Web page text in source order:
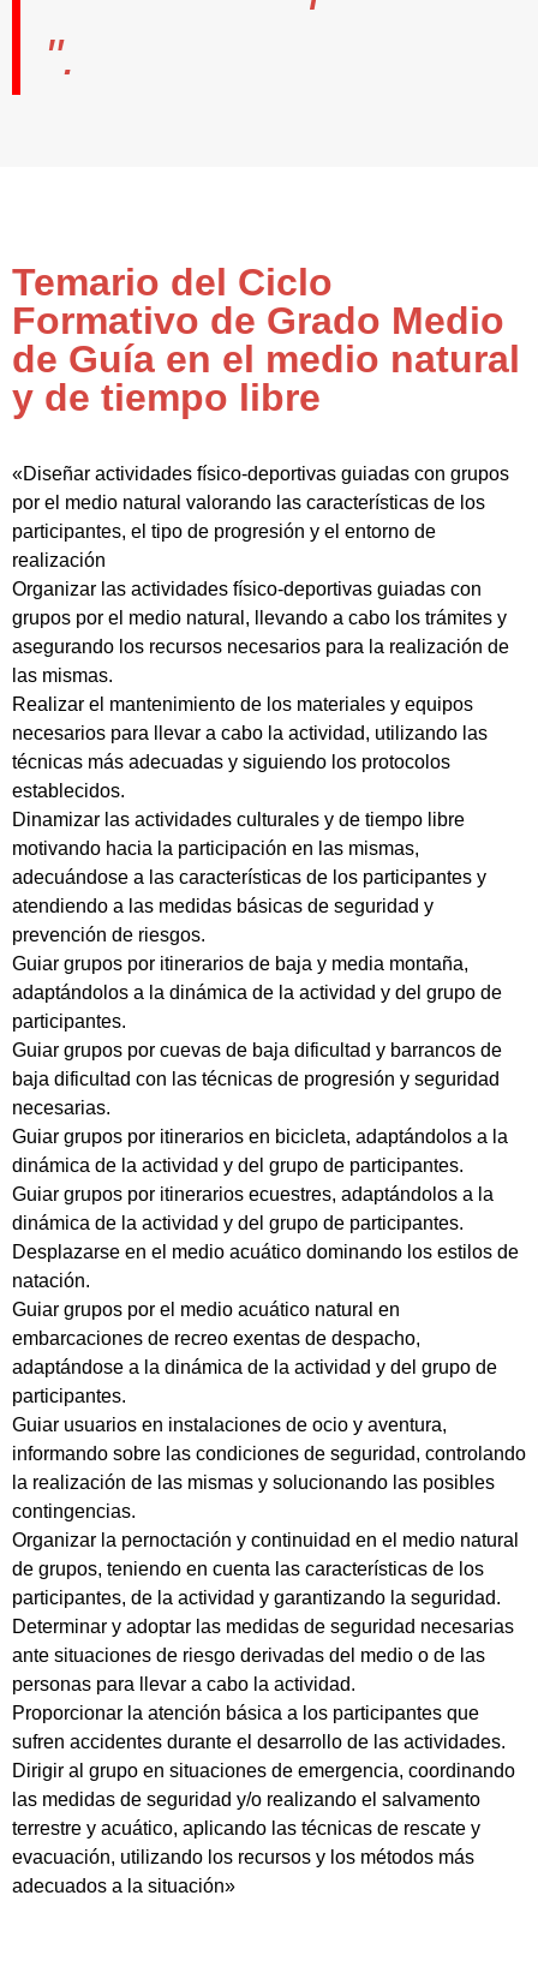
".
Temario del Ciclo
Formativo de Grado Medio
de Guía en el medio natural
y de tiempo libre
«Diseñar actividades físico-deportivas guiadas con grupos
por el medio natural valorando las características de los
participantes, el tipo de progresión y el entorno de
realización
Organizar las actividades físico-deportivas guiadas con
grupos por el medio natural, llevando a cabo los trámites y
asegurando los recursos necesarios para la realización de
las mismas.
Realizar el mantenimiento de los materiales y equipos
necesarios para llevar a cabo la actividad, utilizando las
técnicas más adecuadas y siguiendo los protocolos
establecidos.
Dinamizar las actividades culturales y de tiempo libre
motivando hacia la participación en las mismas,
adecuándose a las características de los participantes y
atendiendo a las medidas básicas de seguridad y
prevención de riesgos.
Guiar grupos por itinerarios de baja y media montaña,
adaptándolos a la dinámica de la actividad y del grupo de
participantes.
Guiar grupos por cuevas de baja dificultad y barrancos de
baja dificultad con las técnicas de progresión y seguridad
necesarias.
Guiar grupos por itinerarios en bicicleta, adaptándolos a la
dinámica de la actividad y del grupo de participantes.
Guiar grupos por itinerarios ecuestres, adaptándolos a la
dinámica de la actividad y del grupo de participantes.
Desplazarse en el medio acuático dominando los estilos de
natación.
Guiar grupos por el medio acuático natural en
embarcaciones de recreo exentas de despacho,
adaptándose a la dinámica de la actividad y del grupo de
participantes.
Guiar usuarios en instalaciones de ocio y aventura,
informando sobre las condiciones de seguridad, controlando
la realización de las mismas y solucionando las posibles
contingencias.
Organizar la pernoctación y continuidad en el medio natural
de grupos, teniendo en cuenta las características de los
participantes, de la actividad y garantizando la seguridad.
Determinar y adoptar las medidas de seguridad necesarias
ante situaciones de riesgo derivadas del medio o de las
personas para llevar a cabo la actividad.
Proporcionar la atención básica a los participantes que
sufren accidentes durante el desarrollo de las actividades.
Dirigir al grupo en situaciones de emergencia, coordinando
las medidas de seguridad y/o realizando el salvamento
terrestre y acuático, aplicando las técnicas de rescate y
evacuación, utilizando los recursos y los métodos más
adecuados a la situación»